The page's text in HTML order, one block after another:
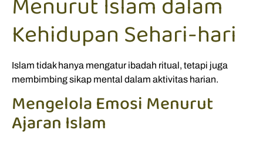
Kehidupan Sehari-hari
Islam tidak hanya mengatur ibadah ritual, tetapi juga
membimbing sikap mental dalam aktivitas harian.
Mengelola Emosi Menurut
Ajaran Islam